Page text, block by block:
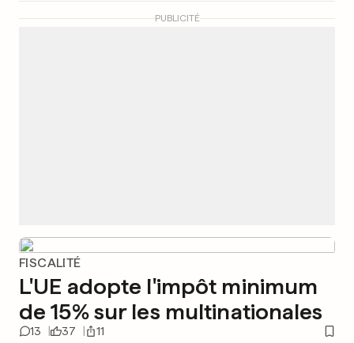
PUBLICITÉ
FISCALITÉ
L'UE adopte l'impôt minimum
de 15% sur les multinationales
13 37 11